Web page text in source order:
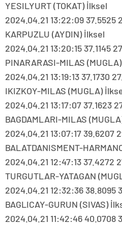
YESILYURT (TOKAT) İlksel
2024.04.21 13:22:09 37.5525
KARPUZLU (AYDIN) İlksel
2024.04.21 13:20:15 37.1145
PINARARASI-MILAS
2024.04.21 13:19:13 37.1730
IKIZKOY-MILAS (MUGLA)
2024.04.21 13:17:07 37.1623
BAGDAMLARI-MILAS
2024.04.21 13:07:17 39.6207
BALATDANISMENT-
2024.04.21 12:47:13 37.4272
TURGUTLAR-YATAGAN
2024.04.21 12:32:36 38.8095
BAGLICAY-GURUN (SIVAS)
2024.04.21 11:42:46 40.0708